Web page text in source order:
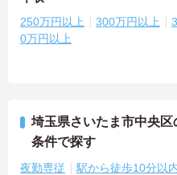
250万円以上 300万円以上
0万円以上
埼玉県さいたま市中央
条件で探す
夜勤専従 駅から徒歩10分以